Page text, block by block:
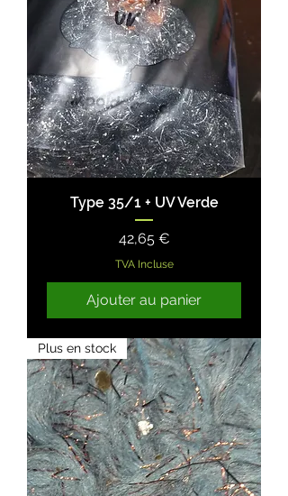
Type 35/1 + UV Verde
Prix
42,65 €
TVA Incluse
Ajouter au panier
Plus en stock